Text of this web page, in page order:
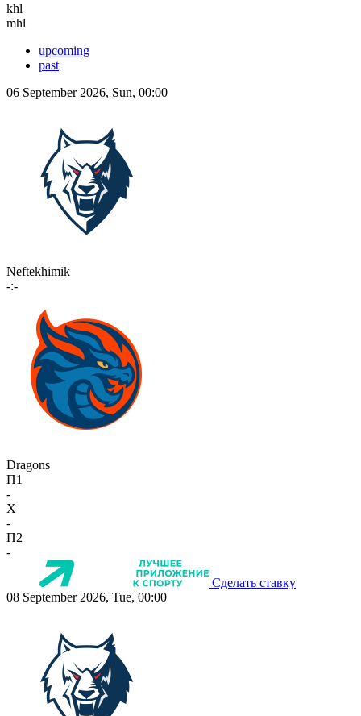
khl
mhl
upcoming
past
06 September 2026, Sun, 00:00
Neftekhimik
-:-
Dragons
П1
-
X
-
П2
-
Сделать ставку
08 September 2026, Tue, 00:00